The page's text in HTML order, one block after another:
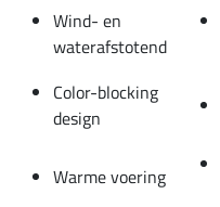
Wind- en
waterafstotend
Color-blocking
design
Warme voering